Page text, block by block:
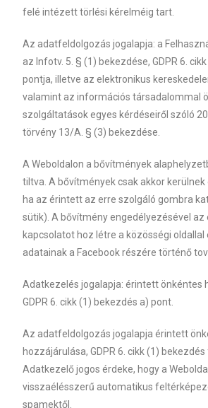
felé intézett törlési kérelméig tart.
Az adatfeldolgozás jogalapja: a
az Infotv. 5. § (1) bekezdése, GDPR 6.
pontja, illetve az elektronikus
valamint az információs társadalommal
szolgáltatások egyes kérdéseiről szóló
törvény 13/A. § (3) bekezdése.
A Weboldalon a bővítmények
tiltva. A bővítmények csak akkor
ha az érintett az erre szolgáló gombra
sütik). A bővítmény engedélyezésével
kapcsolatot hoz létre a közösségi oldallal
adatainak a Facebook részére történő
Adatkezelés jogalapja: érintett önkéntes
GDPR 6. cikk (1) bekezdés a) pont.
Az adatfeldolgozás jogalapja érintett
hozzájárulása, GDPR 6. cikk (1)
Adatkezelő jogos érdeke, hogy a
visszaélésszerű automatikus
spamektől.